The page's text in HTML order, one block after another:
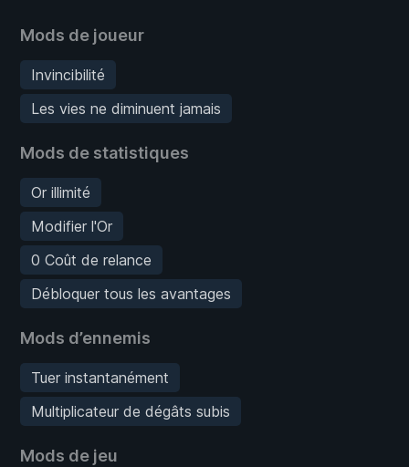
Mods de joueur
Invincibilité
Les vies ne diminuent jamais
Mods de statistiques
Or illimité
Modifier l'Or
0 Coût de relance
Débloquer tous les avantages
Mods d’ennemis
Tuer instantanément
Multiplicateur de dégâts subis
Mods de jeu